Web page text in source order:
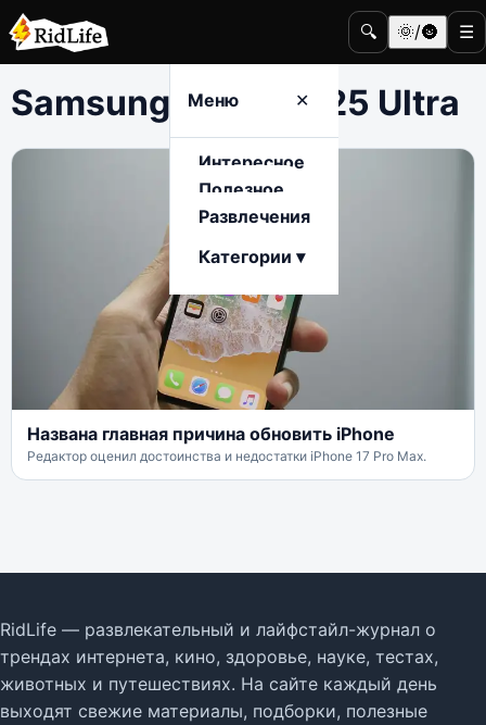
🔍 🌞/🌚 ☰
Меню ✕
Интересное
Полезное
Развлечения
Категории ▾
Samsung Galaxy S25 Ultra
Названа главная причина обновить iPhone
Редактор оценил достоинства и недостатки iPhone 17 Pro Max.
RidLife — развлекательный и лайфстайл-журнал о
трендах интернета, кино, здоровье, науке, тестах,
животных и путешествиях. На сайте каждый день
выходят свежие материалы, подборки, полезные